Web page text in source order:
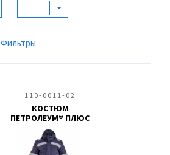
Фильтры
110-0011-02
КОСТЮМ
ПЕТРОЛЕУМ® ПЛЮС